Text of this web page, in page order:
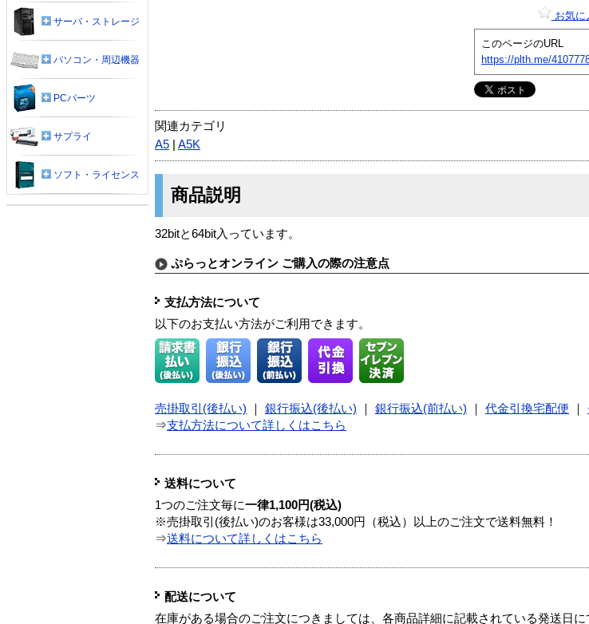
お気に
このページのURL
https://plth.me/
関連カテゴリ
A5
A5K
商品説明
32bitと64bit入っています。
ぷらっとオンライン ご購入の際の注意点
支払方法について
以下のお支払い方法がご利用できます。
売掛取引(後払い) 銀行振込(後払い) 銀行振込(前払い) 代金引換宅配便
⇒支払方法について詳しくはこちら
送料について
1つのご注文毎に一律1,100円(税込)
※売掛取引(後払い)のお客様は33,000円（税込）以上のご注文で送料無料！
⇒送料について詳しくはこちら
配送について
在庫がある場合のご注文につきましては、各商品詳細に記載されている発送日に
サーバ・ストレージ
パソコン・周辺機器
PCパーツ
サプライ
ソフト・ライセンス